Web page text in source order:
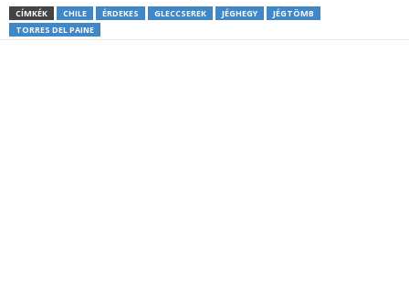
CÍMKÉK CHILE ÉRDEKES GLECCSEREK JÉGHEGY
JÉGTÖMB
TORRES DEL PAINE